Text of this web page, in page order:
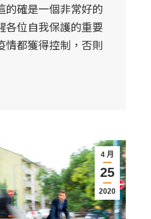
的確是一個非常好的
各位自我保護的重要
情都獲得控制，否則
4 月
25
2020